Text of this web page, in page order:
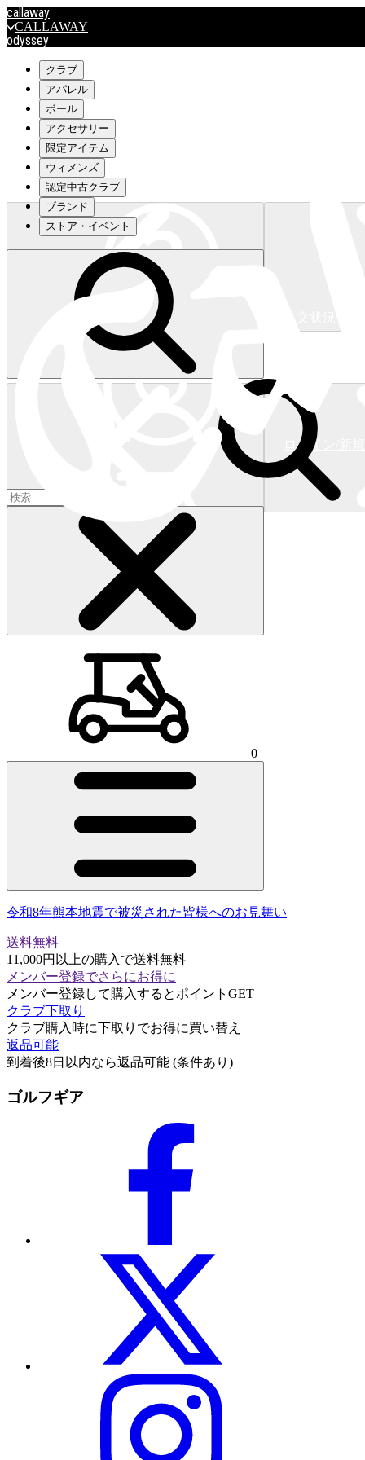
callaway
CALLAWAY
odyssey
travismathew
outlet
OUTLET
キャロウェイアパレルはこちら>>>
キャロウェイアパレルはこちら>>>
ログイン/新
ショッピングカート 0)
クラブ
アパレル
ボール
アクセサリー
限定アイテム
ウィメンズ
認定中古クラブ
ブランド
ストア・イベント
0
令和8年熊本地震で被災された皆様へのお見舞い
送料無料
11,000円以上の購入で送料無料
メンバー登録でさらにお得に
メンバー登録して購入するとポイントGET
クラブ下取り
クラブ購入時に下取りでお得に買い替え
返品可能
到着後8日以内なら返品可能 (条件あり)
ゴルフギア